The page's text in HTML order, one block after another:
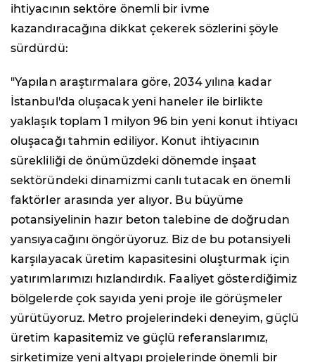
ihtiyacının sektöre önemli bir ivme
kazandıracağına dikkat çekerek sözlerini şöyle
sürdürdü:
"Yapılan araştırmalara göre, 2034 yılına kadar
İstanbul'da oluşacak yeni haneler ile birlikte
yaklaşık toplam 1 milyon 96 bin yeni konut ihtiyacı
oluşacağı tahmin ediliyor. Konut ihtiyacının
sürekliliği de önümüzdeki dönemde inşaat
sektöründeki dinamizmi canlı tutacak en önemli
faktörler arasında yer alıyor. Bu büyüme
potansiyelinin hazır beton talebine de doğrudan
yansıyacağını öngörüyoruz. Biz de bu potansiyeli
karşılayacak üretim kapasitesini oluşturmak için
yatırımlarımızı hızlandırdık. Faaliyet gösterdiğimiz
bölgelerde çok sayıda yeni proje ile görüşmeler
yürütüyoruz. Metro projelerindeki deneyim, güçlü
üretim kapasitemiz ve güçlü referanslarımız,
şirketimize yeni altyapı projelerinde önemli bir